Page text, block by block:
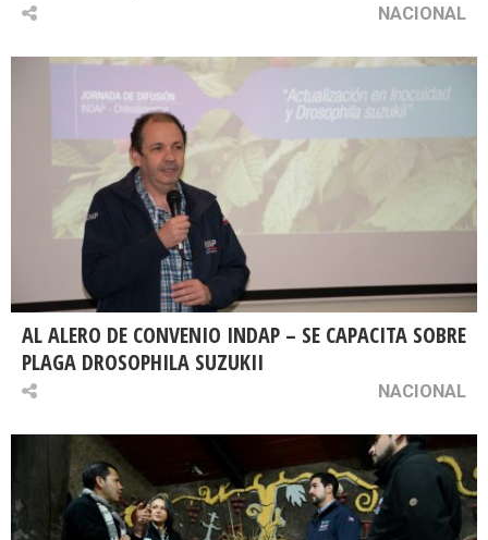
NACIONAL
AL ALERO DE CONVENIO INDAP – SE CAPACITA SOBRE
PLAGA DROSOPHILA SUZUKII
NACIONAL